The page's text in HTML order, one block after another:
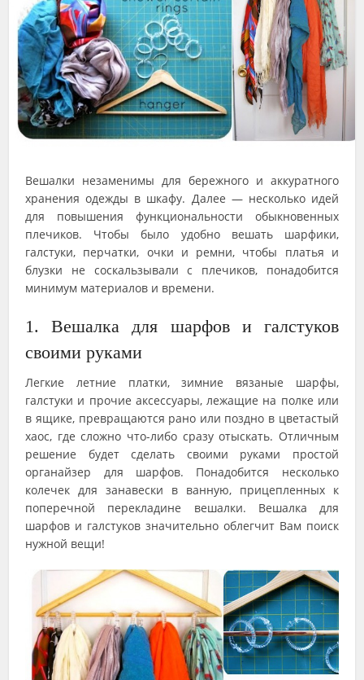
Вешалки незаменимы для бережного и аккуратного
хранения одежды в шкафу. Далее — несколько идей
для повышения функциональности обыкновенных
плечиков. Чтобы было удобно вешать шарфики,
галстуки, перчатки, очки и ремни, чтобы платья и
блузки не соскальзывали с плечиков, понадобится
минимум материалов и времени.
1. Вешалка для шарфов и галстуков
своими руками
Легкие летние платки, зимние вязаные шарфы,
галстуки и прочие аксессуары, лежащие на полке или
в ящике, превращаются рано или поздно в цветастый
хаос, где сложно что-либо сразу отыскать. Отличным
решение будет сделать своими руками простой
органайзер для шарфов. Понадобится несколько
колечек для занавески в ванную, прицепленных к
поперечной перекладине вешалки. Вешалка для
шарфов и галстуков значительно облегчит Вам поиск
нужной вещи!